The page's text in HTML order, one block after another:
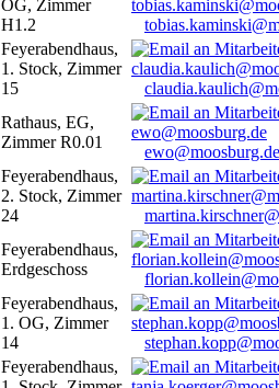
OG, Zimmer
H1.2
Feyerabendhaus,
1. Stock, Zimmer
15
Rathaus, EG,
Zimmer R0.01
ewo@moosburg.de
Feyerabendhaus,
2. Stock, Zimmer
24
Feyerabendhaus,
Erdgeschoss
Feyerabendhaus,
1. OG, Zimmer
14
Feyerabendhaus,